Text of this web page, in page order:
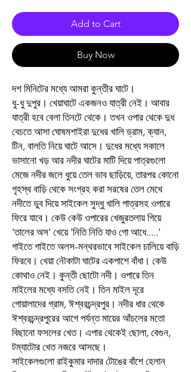
Add to Cart
Buy Now
দশ মিনিটের মধ্যে আমরা কুন্তীর ঘাটে।
ধু-ধু দুপুর। খেয়াঘাটে একজনও যাত্রী নেই। আবার
যাত্রী হবে বেলা তিনটে থেকে। তখন ওপার থেকে দুধ
বেচতে আসা ঘোষমশাইরা দুধের খালি ড্রাম, ক্যান,
টিন, বালতি নিয়ে ঘাটে আসে। দুধের মধ্যে সকালে
ভাসানো খড় আর নদীর ঘাটের মাটি দিয়ে পাত্রগুলো
মেজে নদীর জলে ধুয়ে তেল ভাব ছাড়িয়ে, তারপর কোনো
গৃহস্থ বাড়ি থেকে সংগ্রহ করা সরষের তেল মেখে
নদীতে ডুব দিয়ে সাইকেল সুদ্ধু খালি পাত্রসহ ওপারে
ফিরে যাবে। কেউ কেউ ওপারের খেজুরতলায় গিয়ে
'তালের অস' খেয়ে 'নিতি নিতি যাও গো আধে.....'
গাইতে গাইতে অলস-মন্থরভাবে সাইকেল চালিয়ে বাড়ি
ফিরবে। খেয়া নৌকাটা ঘাটের একপাশে বাঁধা। কেউ
কোথাও নেই। কুন্তী ছোটো নদী। ওপারে তিন
মাইলের মধ্যে বসতি নেই। তিন মাইল দূরে
গোয়ালাদের গ্রাম, ঈশ্বরচন্দ্রপুর। নদীর ধার থেকে
ঈশ্বরচন্দ্রপুরের আগে পর্যন্ত মায়ের আঁচলের মতো
বিছানো ফসলের খেত। এপার থেকেই ছোলা, বেগুন,
টম্যাটোর খেত নজরে আসছে।
সাইকেলগুলো রাইকুমার দাদার টোঙের বাঁশে হেলান